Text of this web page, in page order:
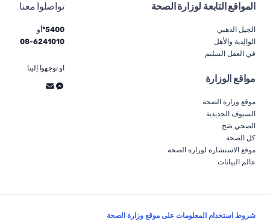
المواقع التابعة لوزارة الصحة
الجيل الذهبي
الوالِدية والأهل
في العقل السليم
مواقع الوزارة
موقع وزارة الصحة
السيوف الحديدية
الصحي صَح
كل الصحة
موقع الاستشارة لوزارة الصحة
عالم البيانات
تواصلوا معنا
5400*
أو
6241010
-
08
او توجهوا إلينا
شروط استخدام المعلومات على موقع وزارة الصحة